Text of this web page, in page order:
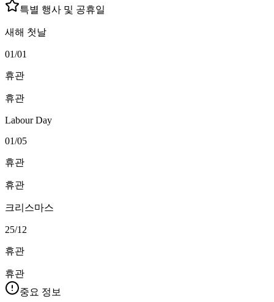
특별 행사 및 공휴일
새해 첫날
01/01
휴관
휴관
Labour Day
01/05
휴관
휴관
크리스마스
25/12
휴관
휴관
중요 정보